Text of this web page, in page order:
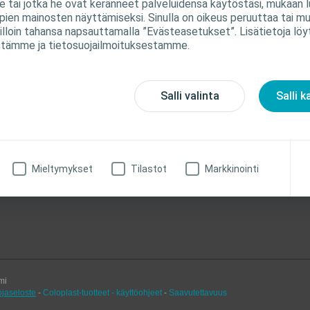
tai jotka he ovat keränneet palveluidensa käytöstäsi, mukaan
mainosten näyttämiseksi. Sinulla on oikeus peruuttaa tai
tahansa napsauttamalla ”Evästeasetukset”. Lisätietoja
ja tietosuojailmoituksestamme.
Salli valinta Salli
Mieltymykset Tilastot Markkinointi
Tätä minä käytän
Lisätietoja Urologia
- Coloplast-tuotteet - käyttöohjeet - Saavutettavuus